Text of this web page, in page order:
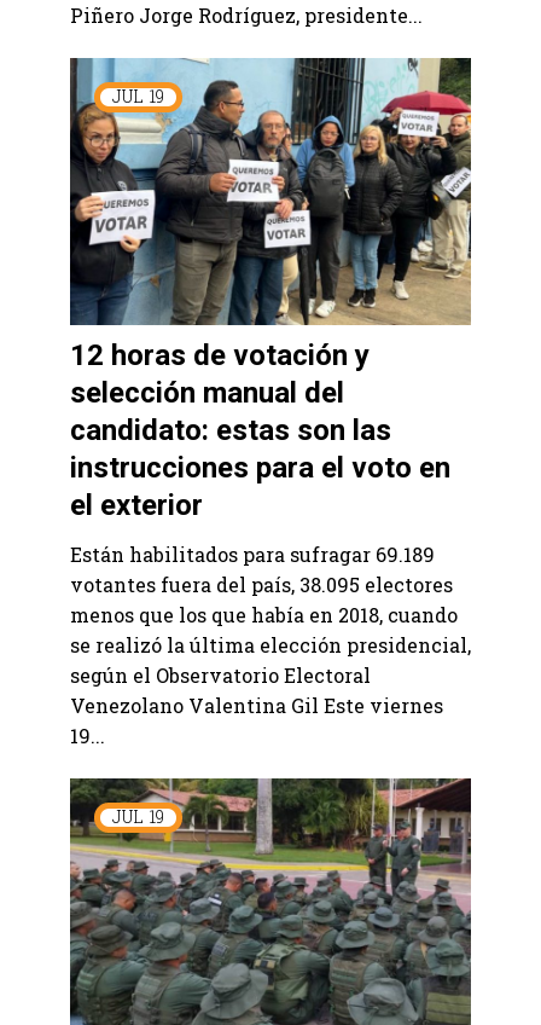
Piñero Jorge Rodríguez, presidente...
JUL 19
12 horas de votación y
selección manual del
candidato: estas son las
instrucciones para el voto en
el exterior
Están habilitados para sufragar 69.189
votantes fuera del país, 38.095 electores
menos que los que había en 2018, cuando
se realizó la última elección presidencial,
según el Observatorio Electoral
Venezolano Valentina Gil Este viernes
19...
JUL 19